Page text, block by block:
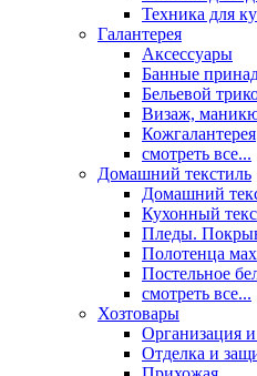
Техника для
Галантерея
Аксессуары
Банные
Бельевой
Визаж,
Кожгалантерея
смотреть все...
Домашний текстиль
Домашний
Кухонный
Пледы.
Полотенца
Постельное
смотреть все...
Хозтовары
Организация
Отделка и